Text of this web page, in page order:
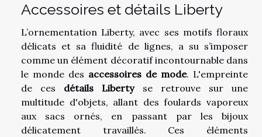
Accessoires et détails Liberty
L’ornementation Liberty, avec ses motifs floraux
délicats et sa fluidité de lignes, a su s’imposer
comme un élément décoratif incontournable dans
le monde des accessoires de mode. L'empreinte
de ces détails Libertyse retrouve sur une
multitude d'objets, allant des foulards vaporeux
aux sacs ornés, en passant par les bijoux
délicatement travaillés. Ces éléments